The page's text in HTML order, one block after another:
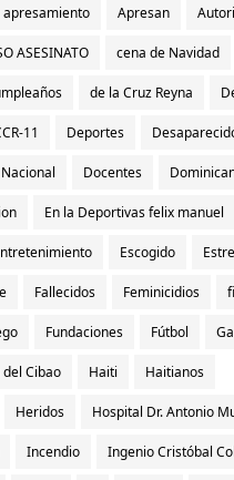
apresamiento Apresan
ASESINATO cena de Navidad
de la Cruz Reyna
11 Deportes
Docentes
En la Deportivas felix manuel
Escogido
Fallecidos Feminicidios
Fundaciones Fútbol
Cibao Haiti Haitianos
Heridos Hospital Dr. Antonio
Incendio Ingenio Cristóbal